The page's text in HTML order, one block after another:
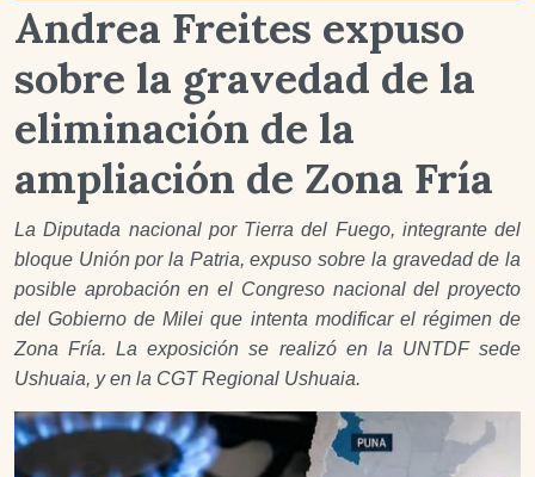
Andrea Freites expuso
sobre la gravedad de la
eliminación de la
ampliación de Zona Fría
La Diputada nacional por Tierra del Fuego, integrante del
bloque Unión por la Patria, expuso sobre la gravedad de la
posible aprobación en el Congreso nacional del proyecto
del Gobierno de Milei que intenta modificar el régimen de
Zona Fría. La exposición se realizó en la UNTDF sede
Ushuaia, y en la CGT Regional Ushuaia.